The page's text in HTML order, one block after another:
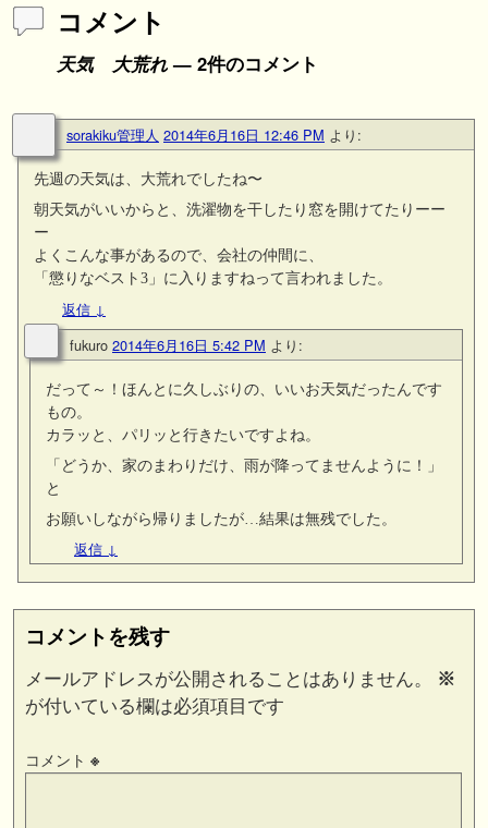
コメント
天気 大荒れ— 2件のコメント
sorakiku管理人 2014年6月16日 12:46 PM より:
先週の天気は、大荒れでしたね〜
朝天気がいいからと、洗濯物を干したり窓を開けてたりーー
ー
よくこんな事があるので、会社の仲間に、
「懲りなベスト3」に入りますねって言われました。
返信 ↓
fukuro 2014年6月16日 5:42 PM より:
だって～！ほんとに久しぶりの、いいお天気だったんです
もの。
カラッと、パリッと行きたいですよね。
「どうか、家のまわりだけ、雨が降ってませんように！」
と
お願いしながら帰りましたが…結果は無残でした。
返信 ↓
コメントを残す
メールアドレスが公開されることはありません。
※
が付いている欄は必須項目です
コメント ※